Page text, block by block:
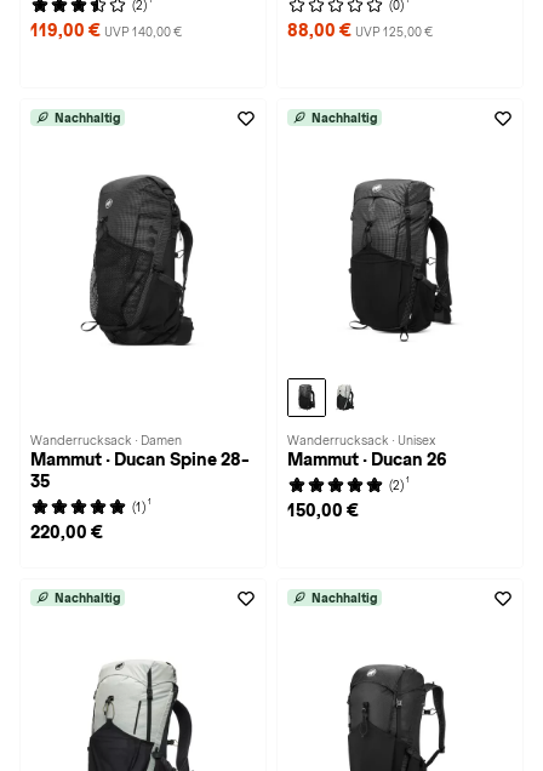
(2)
119,00 € UVP 140,00 €
(0)
88,00 € UVP 125,00 €
Nachhaltig
Wanderrucksack · Damen
Mammut · Ducan Spine 28-
35
(1) 1
220,00 €
Nachhaltig
Wanderrucksack · Unisex
Mammut · Ducan 26
(2) 1
150,00 €
Nachhaltig Nachhaltig